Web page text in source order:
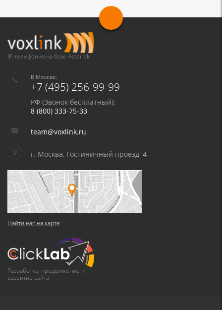
IP-телефония на базе Asterisk
В Москве:
+7 (495) 256-99-99
РФ (Звонок бесплатный):
8 (800) 333-75-33
team@voxlink.ru
г. Москва, Гостиничный проезд, 4
Найти нас на карте
Разработка, продвижение и
развитие сайта